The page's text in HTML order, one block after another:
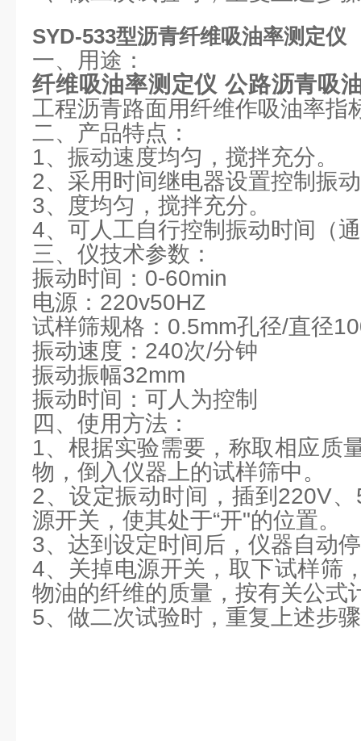
SYD-533型沥青纤维吸油率测定仪
一、用途：
纤维吸油率测定仪公路沥青吸
工程沥青路面用纤维作吸油率指
二、产品特点：
1、振动速度均匀，搅拌充分。
2、采用时间继电器设置控制振
3、度均匀，搅拌充分。
4、可人工自行控制振动时间（
三、仪技术参数：
振动时间：0-60min
电源：220v50HZ
试样筛规格：0.5mm孔径/直径
振动速度：240次/分钟
振动振幅32mm
振动时间：可人为控制
四、使用方法：
1、根据实验需要，称取相应质
物，倒入仪器上的试样筛中。
2、设定振动时间，插到220V
源开关，使其处于“开"的位置。
3、达到设定时间后，仪器自动
4、关掉电源开关，取下试样筛
物油的纤维的质量，按有关公式
5、做二次试验时，重复上述步